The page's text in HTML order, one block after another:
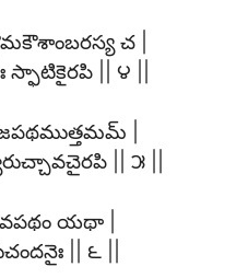
చ |
స్ఫాటికైరపి || ౪ ||
|
|| ౫ ||
యథా |
|| ౬ ||